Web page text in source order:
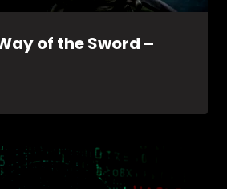
of the Sword –